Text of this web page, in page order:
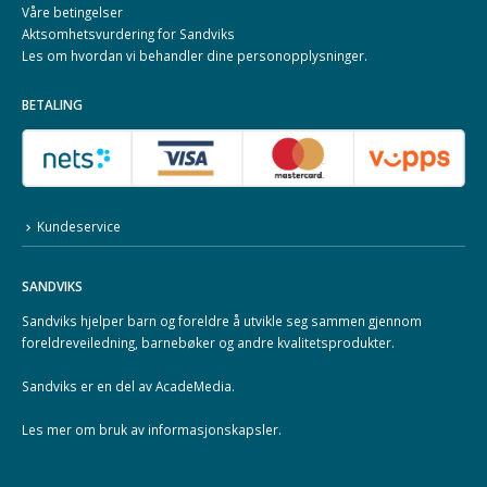
Våre betingelser
Aktsomhetsvurdering for Sandviks
Les om hvordan vi behandler dine personopplysninger.
BETALING
Kundeservice
SANDVIKS
Sandviks hjelper barn og foreldre å utvikle seg sammen gjennom
foreldreveiledning, barnebøker og andre kvalitetsprodukter.
Sandviks er en del avAcadeMedia.
Les mer om bruk av informasjonskapsler.